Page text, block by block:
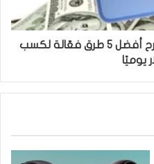
كيفية الربح من الفيسبوك: شرح أفضل 5 طرق فعّالة لكسب